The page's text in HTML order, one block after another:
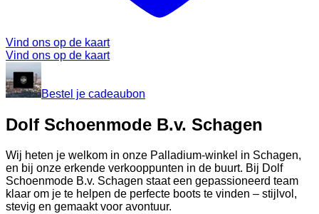
Vind ons op de kaart
Vind ons op de kaart
Bestel je cadeaubon
Dolf Schoenmode B.v. Schagen
Wij heten je welkom in onze Palladium-winkel in Schagen,
en bij onze erkende verkooppunten in de buurt. Bij Dolf
Schoenmode B.v. Schagen staat een gepassioneerd team
klaar om je te helpen de perfecte boots te vinden – stijlvol,
stevig en gemaakt voor avontuur.